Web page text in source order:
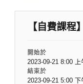
【自費課程
開始於
2023-09-21 8:00 上
結束於
2023-09-21 5:00 下